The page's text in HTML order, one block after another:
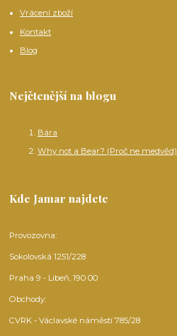
Vrácení zboží
Kontakt
Blog
Nejčtenější na blogu
Bára
Why not a Bear? (Proč ne medvěd)
Kde Jamar najdete
Provozovna:
Sokolovská 1251/228
Praha 9 - Libeň, 190 00
Obchody:
CVRK - Václavské náměstí 785/28